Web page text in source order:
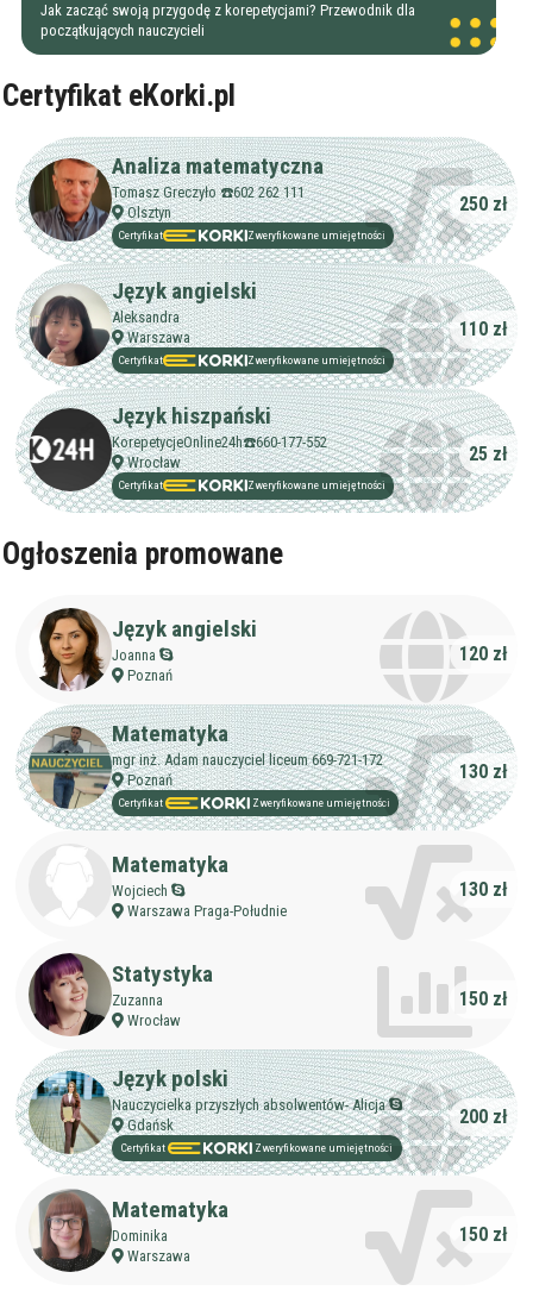
Jak zacząć swoją przygodę z korepetycjami? Przewodnik dla
początkujących nauczycieli
Certyfikat eKorki.pl
Analiza matematyczna
Tomasz Greczyło ☎️602 262 111
Olsztyn
Certyfikat Zweryfikowane umiejętności
250 zł
Język angielski
Aleksandra
Warszawa
Certyfikat Zweryfikowane umiejętności
110 zł
Język hiszpański
KorepetycjeOnline24h☎️660-177-552
Wrocław
Certyfikat Zweryfikowane umiejętności
25 zł
Ogłoszenia promowane
Język angielski
Joanna
Poznań
120 zł
Matematyka
mgr inż. Adam nauczyciel liceum 669-721-172
Poznań
Certyfikat Zweryfikowane umiejętności
130 zł
Matematyka
Wojciech
Warszawa Praga-Południe
130 zł
Statystyka
Zuzanna
Wrocław
150 zł
Język polski
Nauczycielka przyszłych absolwentów- Alicja
Gdańsk
Certyfikat Zweryfikowane umiejętności
200 zł
Matematyka
Dominika
Warszawa
150 zł